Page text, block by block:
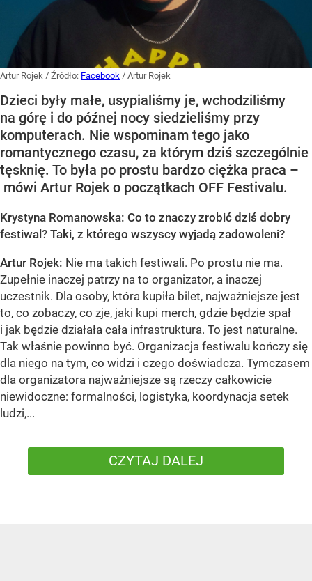
Artur Rojek / Źródło: Facebook / Artur Rojek
Dzieci były małe, usypialiśmy je, wchodziliśmy
na górę i do późnej nocy siedzieliśmy przy
komputerach. Nie wspominam tego jako
romantycznego czasu, za którym dziś szczególnie
tęsknię. To była po prostu bardzo ciężka praca –
mówi Artur Rojek o początkach OFF Festivalu.
Krystyna Romanowska: Co to znaczy zrobić dziś dobry
festiwal? Taki, z którego wszyscy wyjadą zadowoleni?
Artur Rojek: Nie ma takich festiwali. Po prostu nie ma.
Zupełnie inaczej patrzy na to organizator, a inaczej
uczestnik. Dla osoby, która kupiła bilet, najważniejsze jest
to, co zobaczy, co zje, jaki kupi merch, gdzie będzie spał
i jak będzie działała cała infrastruktura. To jest naturalne.
Tak właśnie powinno być. Organizacja festiwalu kończy się
dla niego na tym, co widzi i czego doświadcza. Tymczasem
dla organizatora najważniejsze są rzeczy całkowicie
niewidoczne: formalności, logistyka, koordynacja setek
ludzi,...
CZYTAJ DALEJ